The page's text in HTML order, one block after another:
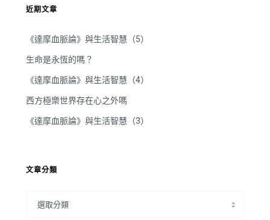
近期文章
《達摩血脈論》與生活智慧（5）
生命是永恆的嗎？
《達摩血脈論》與生活智慧（4）
西方極樂世界存在心之外嗎
《達摩血脈論》與生活智慧（3）
文章分類